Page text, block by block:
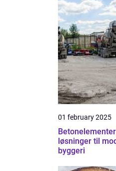
01 february 2025
løsninger til
byggeri